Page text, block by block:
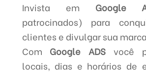
Invista em Google
patrocinados) para
clientes e divulgar sua
Com Google ADS você
locais, dias e horários de